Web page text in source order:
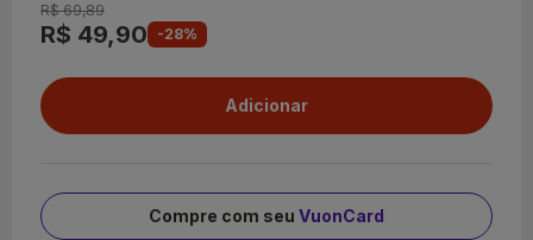
R$ 69,89
R$ 49,90 -28%
Compre com seu VuonCard